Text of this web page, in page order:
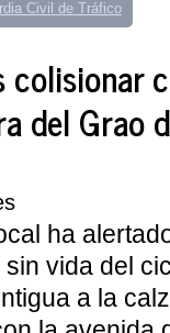
Civil de Tráfico
del Grao
ha
vida del
a la